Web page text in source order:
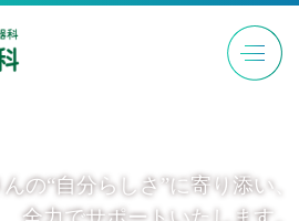
の“自分らしさ”に寄り添い、